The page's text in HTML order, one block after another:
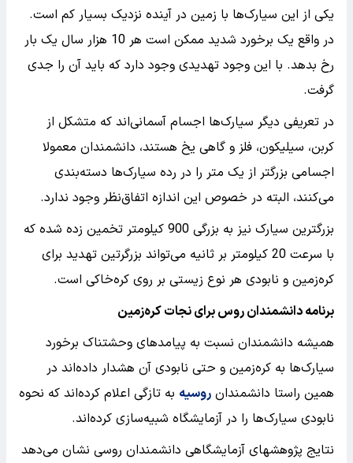
یکی از این سیارک‌ها با زمین در آینده نزدیک بسیار کم است.
در واقع یک برخورد شدید ممکن است هر 10 هزار سال یک بار
رخ بدهد. با این وجود تهدیدی وجود دارد که باید آن را جدی
گرفت.
در تعریفی دیگر سیارک‌ها اجسام آسمانی‌اند که متشکل از
کربن، سیلیکون، فلز و گاهی یخ هستند، دانشمندان معمولا
اجسامی بزرگتر از یک متر را در رده سیارک‌ها دسته‌بندی
می‌کنند، البته در خصوص این اندازه اتفاق‌نظر وجود ندارد.
بزرگترین سیارک نیز به بزرگی 900 کیلومتر تخمین زده شده که
با سرعت 20 کیلومتر بر ثانیه می‌تواند بزرگرتین تهدید برای
کره‌زمین و نابودی هر نوع زیستی بر روی کره‌خاکی است.
برنامه دانشمندان روس برای نجات کره‌زمین
همیشه دانشمندان نسبت به پیامدهای وحشتناک برخورد
سیارک‌ها به کره‌زمین و حتی نابودی آن هشدار داده‌اند در
همین راستا دانشمندان روسیه به‌ تازگی اعلام کرده‌اند که نحوه
نابودی سیارک‌ها را در آزمایشگاه شبیه‌سازی کرده‌اند.
نتایج پژوهش‎های آزمایشگاهی دانشمندان روسی نشان می‌دهد